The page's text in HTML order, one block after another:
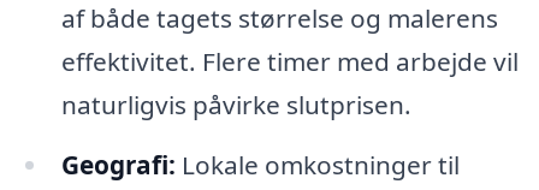
af både tagets størrelse og malerens
effektivitet. Flere timer med arbejde vil
naturligvis påvirke slutprisen.
Geografi: Lokale omkostninger til